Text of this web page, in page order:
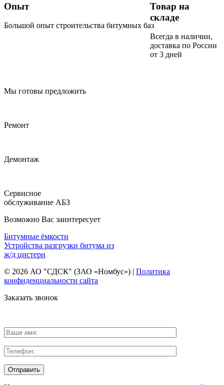
Опыт
Большой опыт строительства битумных баз
Товар на
складе
Всегда в наличии,
доставка по России
от 3 дней
Мы готовы предложить
Ремонт
Демонтаж
Сервисное
обслуживание АБЗ
Возможно Вас заинтересует
Битумные ёмкости
Устройства разгрузки битума из
ж/д цистерн
© 2026 АО "СДСК" (ЗАО «Номбус») | Политика
конфиденциальности сайта
Заказать звонок